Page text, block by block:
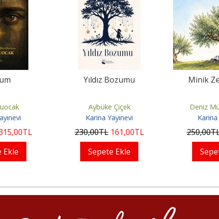
,00TL
Ekle
Minik Zeytin Ağacı
Deniz Müjgan Furat
Karina Yayınevi
250,00TL 175,00TL
Sepete Ekle
İnsan ve
Karina
300,00